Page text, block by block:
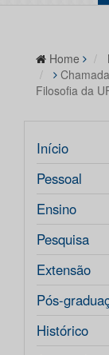
Home
Filosofia da
Início
Pessoal
Ensino
Pesquisa
Extensão
Pós-
Histórico